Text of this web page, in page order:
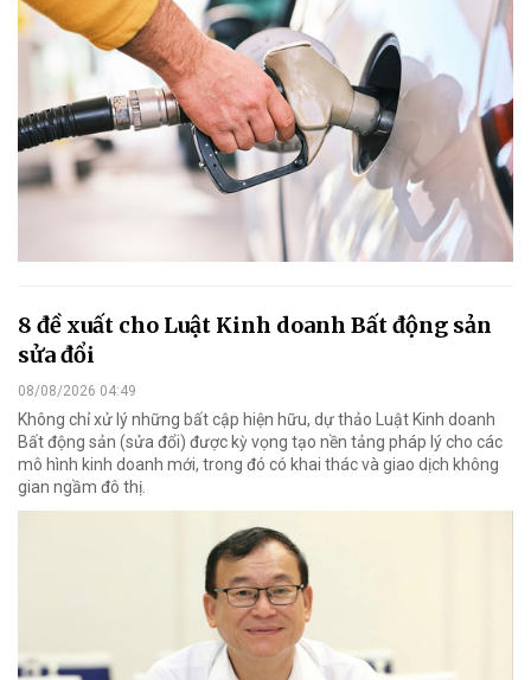
8 đề xuất cho Luật Kinh doanh Bất động sản
sửa đổi
08/08/2026 04:49
Không chỉ xử lý những bất cập hiện hữu, dự thảo Luật Kinh doanh
Bất động sản (sửa đổi) được kỳ vọng tạo nền tảng pháp lý cho các
mô hình kinh doanh mới, trong đó có khai thác và giao dịch không
gian ngầm đô thị.